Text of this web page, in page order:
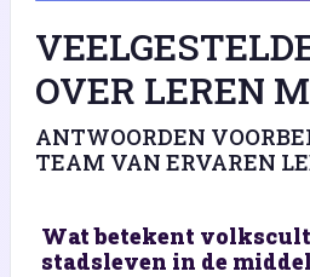
OVER LEREN
ANTWOORDEN
TEAM VAN ERVAREN
Wat betekent
stadsleven in de